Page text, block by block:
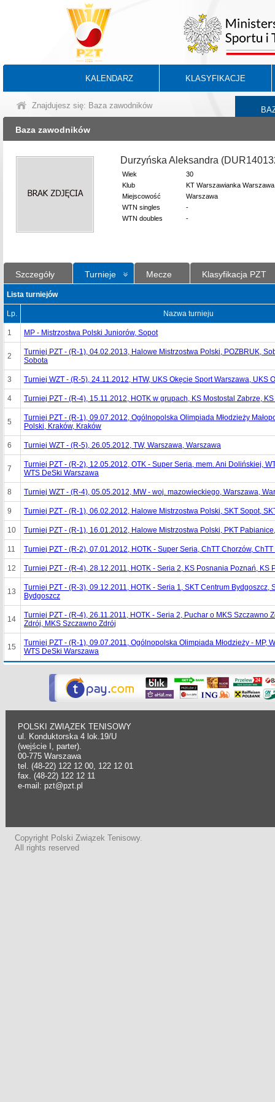
KALENDARZ KLASYFIKACJE
Znajdujesz się: Baza zawodników
Baza zawodników
Durzyńska Aleksandra
Wiek
30
Klub
KT Warszawianka Warszawa
Miejscowość
Warszawa
WTN singles
-
WTN doubles
-
Szczegóły Turnieje Mecze Klasyfikacja PZT
Lista turniejów
Lp. Nazwa turnieju
1 MP - Mistrzostwa Polski Juniorów, Sopot
2
Turniej PZT - (R-1), 04.02.2013, Halowe Mistrzostwa Polski, POZBRUK,
Sobota
3 Turniej WZT - (R-5), 24.11.2012, HTW, UKS Okęcie Sport Warszawa, UKS
4 Turniej PZT - (R-4), 15.11.2012, HOTK w grupach, KS Mostostal Zabrze,
5
Turniej PZT - (R-1), 09.07.2012, Ogólnopolska Olimpiada Młodzieży
Polski, Kraków, Kraków
6 Turniej WZT - (R-5), 26.05.2012, TW, Warszawa, Warszawa
7
Turniej PZT - (R-2), 12.05.2012, OTK - Super Seria, mem. Ani Dolińskiej,
WTS DeSki Warszawa
8 Turniej WZT - (R-4), 05.05.2012, MW - woj. mazowieckiego, Warszawa,
9 Turniej PZT - (R-1), 06.02.2012, Halowe Mistrzostwa Polski, SKT Sopot,
10 Turniej PZT - (R-1), 16.01.2012, Halowe Mistrzostwa Polski, PKT
11 Turniej PZT - (R-2), 07.01.2012, HOTK - Super Seria, ChTT Chorzów,
12 Turniej PZT - (R-4), 28.12.2011, HOTK - Seria 2, KS Posnania Poznań, KS
13
Turniej PZT - (R-3), 09.12.2011, HOTK - Seria 1, SKT Centrum Bydgoszcz,
Bydgoszcz
14
Turniej PZT - (R-4), 26.11.2011, HOTK - Seria 2, Puchar o MKS Szczawno
Zdrój, MKS Szczawno Zdrój
15
Turniej PZT - (R-1), 09.07.2011, Ogólnopolska Olimpiada Młodzieży - MP,
WTS DeSki Warszawa
POLSKI ZWIĄZEK TENISOWY
ul. Konduktorska 4 lok.19/U
(wejście I, parter).
00-775 Warszawa
tel. (48-22) 122 12 00, 122 12 01
fax. (48-22) 122 12 11
e-mail: pzt@pzt.pl
Copyright Polski Związek Tenisowy.
All rights reserved